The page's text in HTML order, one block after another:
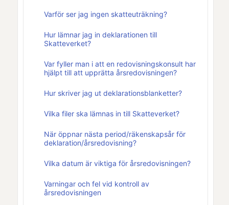
Varför ser jag ingen skatteuträkning?
Hur lämnar jag in deklarationen till
Skatteverket?
Var fyller man i att en redovisningskonsult har
hjälpt till att upprätta årsredovisningen?
Hur skriver jag ut deklarationsblanketter?
Vilka filer ska lämnas in till Skatteverket?
När öppnar nästa period/räkenskapsår för
deklaration/årsredovisning?
Vilka datum är viktiga för årsredovisningen?
Varningar och fel vid kontroll av
årsredovisningen